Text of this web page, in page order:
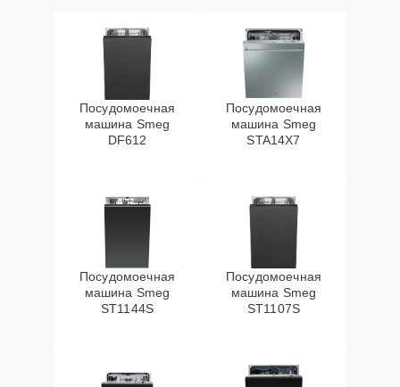
Посудомоечная
машина Smeg
DF612
Посудомоечная
машина Smeg
STA14X7
Посудомоечная
машина Smeg
ST1144S
Посудомоечная
машина Smeg
ST1107S